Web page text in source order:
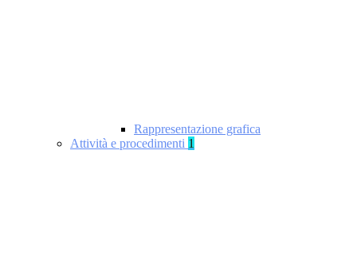
Rappresentazione grafica
Attività e procedimenti 1